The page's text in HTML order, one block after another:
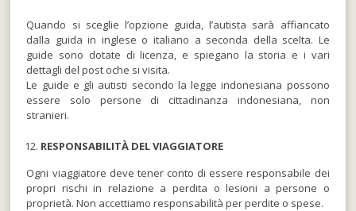
Quando si sceglie l’opzione guida, l’autista sarà affiancato
dalla guida in inglese o italiano a seconda della scelta. Le
guide sono dotate di licenza, e spiegano la storia e i vari
dettagli del post oche si visita.
Le guide e gli autisti secondo la legge indonesiana possono
essere solo persone di cittadinanza indonesiana, non
stranieri.
RESPONSABILITÀ DEL VIAGGIATORE
Ogni viaggiatore deve tener conto di essere responsabile dei
propri rischi in relazione a perdita o lesioni a persone o
proprietà. Non accettiamo responsabilità per perdite o spese.